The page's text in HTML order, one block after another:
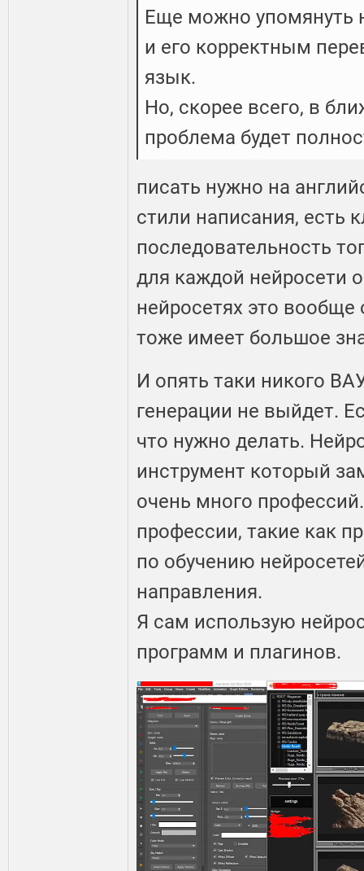
Еще можно
и его корректным
язык.
Но, скорее всего, в
проблема будет
писать нужно на
стили написания,
последовательность
для каждой нейросети
нейросетях это
тоже имеет большое
И опять таки никого
генерации не выйдет.
что нужно делать.
инструмент который
очень много
профессии, такие как
по обучению
направления.
Я сам использую
программ и плагинов.